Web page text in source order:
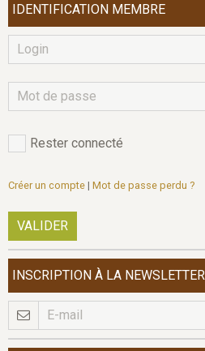
IDENTIFICATION MEMBRE
Rester connecté
Créer un compte | Mot de passe perdu ?
VALIDER
INSCRIPTION À LA NEWSLETTER